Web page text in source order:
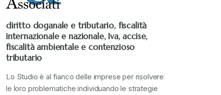
diritto doganale e tributario, fiscalità
internazionale e nazionale, Iva, accise,
fiscalità ambientale e contenzioso
tributario
Lo Studio è al fianco delle imprese per risolvere
le loro problematiche individuando le strategie